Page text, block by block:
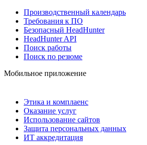
Производственный календарь
Требования к ПО
Безопасный HeadHunter
HeadHunter API
Поиск работы
Поиск по резюме
Мобильное приложение
Этика и комплаенс
Оказание услуг
Использование сайтов
Защита персональных данных
ИТ аккредитация